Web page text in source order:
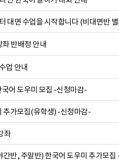
대면 수업을 시작합니다 (비대면반
반배정 안내
업 안내
어 도우미 모집 -신청마감-
추가모집(유학생) -신청마감-
좌
반, 주말반) 한국어 도우미 추가모